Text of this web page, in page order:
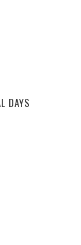
DAYS